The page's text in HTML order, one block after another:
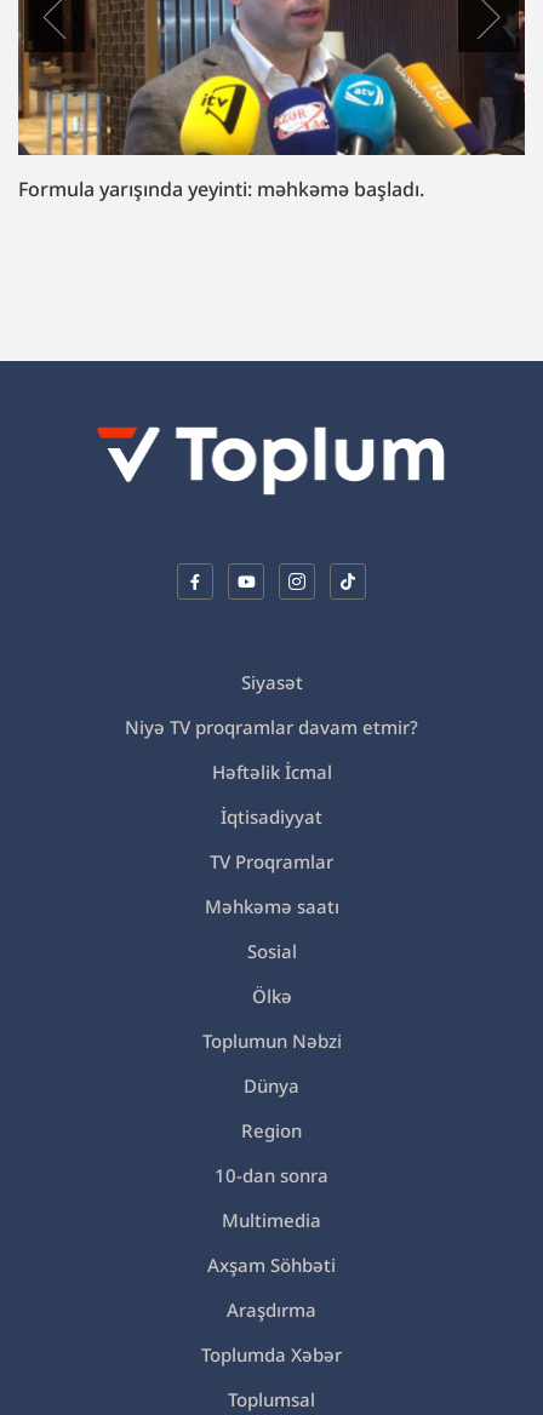
“Fazil Mustafaya sui-qəsd işi”ndə müttəhim:
Siyasət
Niyə TV proqramlar davam etmir?
Həftəlik İcmal
İqtisadiyyat
TV Proqramlar
Məhkəmə saatı
Sosial
Ölkə
Toplumun Nəbzi
Dünya
Region
10-dan sonra
Multimedia
Axşam Söhbəti
Araşdırma
Toplumda Xəbər
Toplumsal